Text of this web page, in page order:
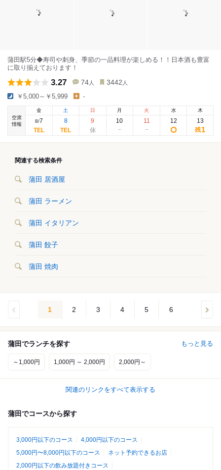
蒲田駅5分◆寿司や刺身、季節の一品料理が楽しめる！！日本酒も豊富
に取り揃えております！
3.27 74 人 3442 人
￥5,000～￥5,999 -
空席
情報
金
8/7
土
8
日
9
月
10
火
11
水
12
木
13
残1
関連する検索条件
蒲田 居酒屋
蒲田 ラーメン
蒲田 イタリアン
蒲田 餃子
蒲田 焼肉
1 2 3 4 5 6
蒲田でランチを探す もっと見る
～1,000円 1,000円 ～ 2,000円 2,000円～
関連のリンクをすべて表示する
蒲田でコースから探す
3,000円以下のコース
4,000円以下のコース
5,000円〜8,000円以下のコース
ネット予約できるお店
2,000円以下の飲み放題付きコース